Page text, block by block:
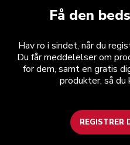
Få den
Hav ro i sindet, når du
Du får meddelelser om
for dem, samt en gratis
produkter, så du
REGISTRER